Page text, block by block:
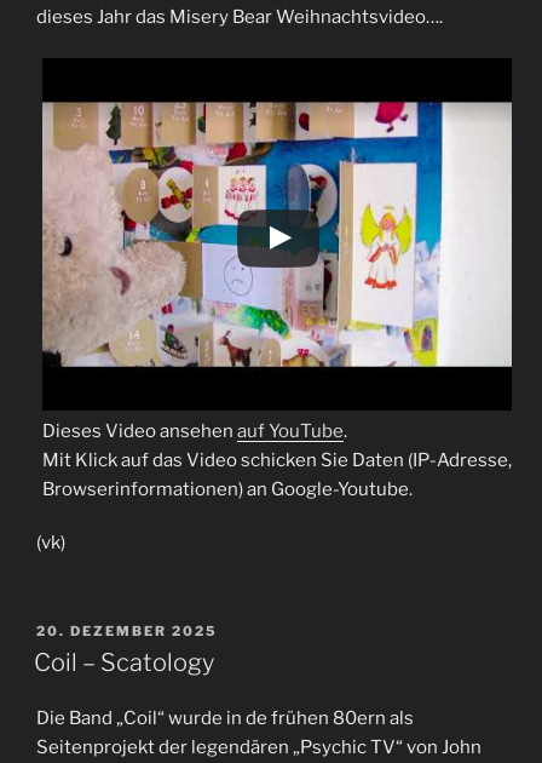
dieses Jahr das Misery Bear Weihnachtsvideo….
Dieses Video ansehen auf YouTube.
Mit Klick auf das Video schicken Sie Daten (IP-Adresse,
Browserinformationen) an Google-Youtube.
(vk)
VERÖFFENTLICHT
AM
20. DEZEMBER 2025
Coil – Scatology
Die Band „Coil“ wurde in de frühen 80ern als
Seitenprojekt der legendären „Psychic TV“ von John